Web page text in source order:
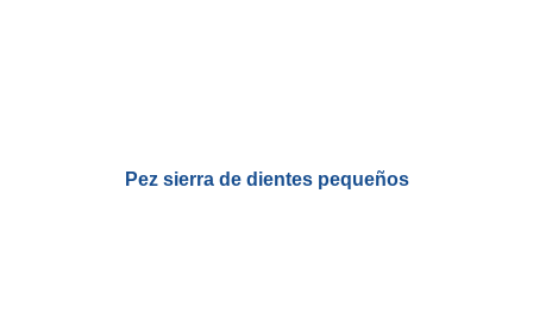
Pez sierra de dientes pequeños